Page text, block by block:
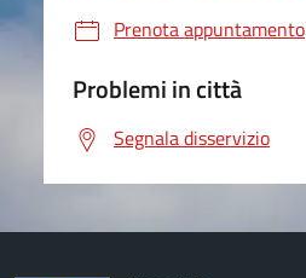
Prenota appuntamento
Problemi in città
Segnala disservizio